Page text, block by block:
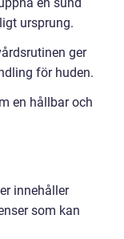
ursprung.
ger
för huden.
en hållbar och
innehåller
som kan